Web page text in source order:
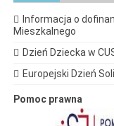
Informacja o
Mieszkalnego
Dzień Dziecka w
Europejski Dzień
Pomoc prawna